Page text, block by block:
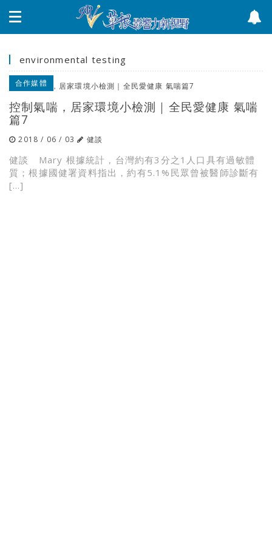
environmental testing
合作媒體
控制氣喘，居家環境小檢測｜全民愛健康 氣喘
篇7
2018 / 06 / 03 健談
健談 Mary 根據統計，台灣約有3分之1人口具有過敏體
質；根據國健署資料指出，約有5.1%民眾曾被醫師診斷有
[…]